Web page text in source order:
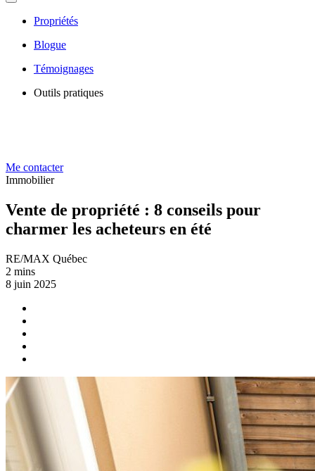
Propriétés
Blogue
Témoignages
Outils pratiques
Me contacter
Immobilier
Vente de propriété : 8 conseils pour
charmer les acheteurs en été
RE/MAX Québec
2 mins
8 juin 2025